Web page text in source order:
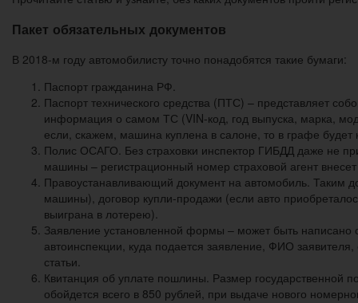
Пакет обязательных документов
В 2018-м году автомобилисту точно понадобятся такие бумаги:
Паспорт гражданина РФ.
Паспорт технического средства (ПТС) – представляет
информация о самом ТС (VIN-код, год выпуска, марка,
если, скажем, машина куплена в салоне, то в графе
Полис ОСАГО. Без страховки инспектор ГИБДД даже не
машины – регистрационный номер страховой агент
Правоустанавливающий документ на автомобиль. Таким
машины), договор купли-продажи (если авто
выиграна в лотерею).
Заявление установленной формы – может быть написано
автоинспекции, куда подается заявление, ФИО
статьи.
Квитанция об уплате пошлины. Размер государственной
обойдется всего в 850 рублей, при выдаче нового